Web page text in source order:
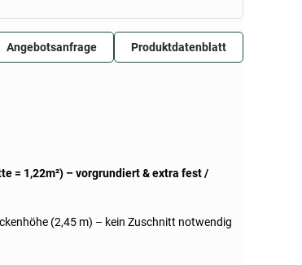
= 1,22m²) – vorgrundiert & extra fest /
(2,45 m) – kein Zuschnitt notwendig
Angebotsanfrage Produktdatenblatt